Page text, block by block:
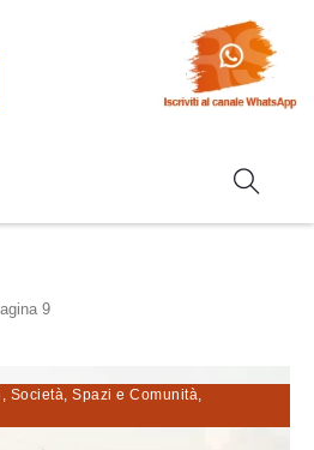
9
, Società, Spazi e Comunità,